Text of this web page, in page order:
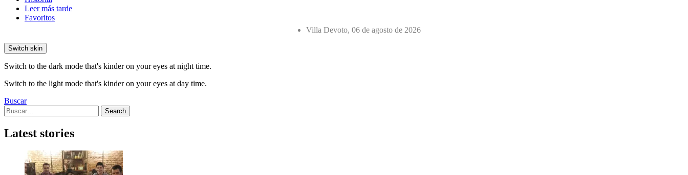
Leer más tarde
Favoritos
Villa Devoto, 06 de agosto de 2026
Switch skin
Switch to the dark mode that's kinder on your eyes at night time.
Switch to the light mode that's kinder on your eyes at day time.
Buscar
Search
for:
Search
Latest stories